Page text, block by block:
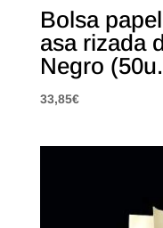
Bolsa
asa rizada
Negro
33,85€